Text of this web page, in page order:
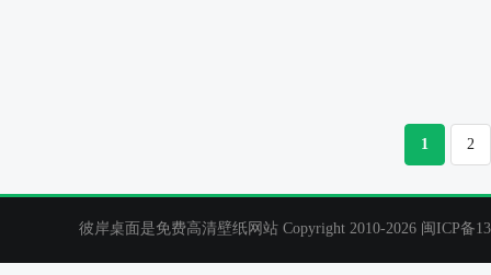
1 2
彼岸桌面是免费高清壁纸网站 Copyright 2010-2026 闽ICP备